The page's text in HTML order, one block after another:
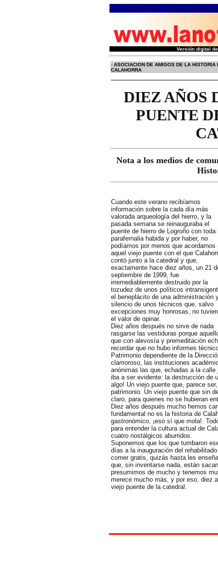
Versión digital
- ASOCIACION DE AMIGOS DE LA HISTORIA
CALAHORRA
DIEZ AÑOS
PUENTE
Nota a los medios de
Cuando este verano recibíamos
información sobre la cada día más
valorada arqueología del hierro, y la
pasada semana se reinauguraba el
puente de hierro de Logroño con toda
parafernalia habida y por haber, no
podíamos por menos que acordarnos
aquel viejo puente con el que
contó junto a la catedral y que,
exactamente hace diez años, un 21
septiembre de 1999, fue
irremediablemente destruido por la
tozudez de unos políticos
el beneplácito de una administración
silencio de unos técnicos que, salvo
excepciones muy honrosas, no
el valor de opinar.
Diez años después no sirve de nada
rasgarse las vestiduras porque
que con alevosía y premeditación
recordar que no hubo informes
Patrimonio dependiente de la
clamoroso, las instituciones
anónimas las que, echadas a la
iba a ser evidente: la destrucción de
algo! Un viejo puente que, parece
patrimonio. Un viejo puente que sin
claro, para quienes no se hubieran
Diez años después mucho hemos
fundamental no es la historia de
gastronómico, ¡eso sí que mola!.
para entender la cultura actual de
cuatro nostálgicos aburridos.
Suponemos que los que tumbaron
días a la inauguración del
comer gratis, quizás hasta les
que, sin inventarse nada, están
presumimos de mucho y tenemos
merece mucho más, y por eso, diez
viejo puente de la catedral.